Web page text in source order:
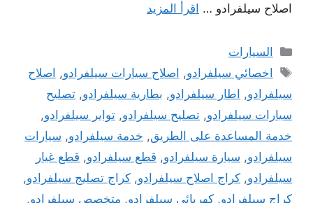
اصلاح سيلفرادو … اقرأ المزيد
التصنيفات
السيارات
الوسوم
اخصائي سيلفرادو, اصلاح سيارات سيلفرادو, اصلاح
سيلفرادو, اطار سيلفرادو, بطارية سيلفرادو, تصليح
سيارات سيلفرادو, تصليح سيلفرادو, تواير سيلفرادو,
خدمة المساعدة على الطريق, خدمة سيلفرادو, سيارات
سيلفرادو, سيارة سيلفرادو, قطع سيلفرادو, قطع غيار
سيلفرادو, كراج اصلاح سيلفرادو, كراج تصليج سيلفرادو,
كراج سيلفرادو, كهربائي سيلفرادو, متخصص سيلفرادو,